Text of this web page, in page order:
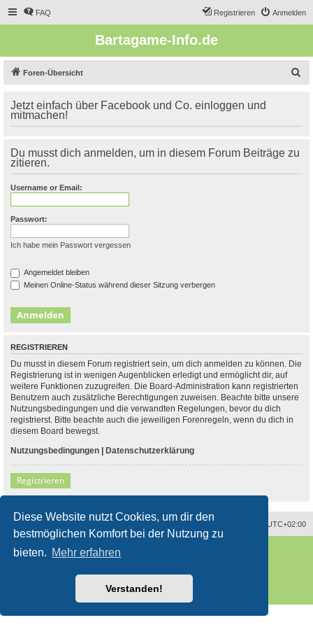
Diese Website nutzt Cookies, um dir den
bestmöglichen Komfort bei der Nutzung zu
bieten. Mehr erfahren
Verstanden!
FAQ Anmelden
Registrieren
Bartagame-Info.de
Foren-Übersicht
Jetzt einfach über Facebook und Co. einloggen und
mitmachen!
Du musst dich anmelden, um in diesem Forum Beiträge zu
zitieren.
Username or Email:
Passwort:
Ich habe mein Passwort vergessen
Angemeldet bleiben
Meinen Online-Status während dieser Sitzung verbergen
REGISTRIEREN
Du musst in diesem Forum registriert sein, um dich anmelden zu können. Die
Registrierung ist in wenigen Augenblicken erledigt und ermöglicht dir, auf
weitere Funktionen zuzugreifen. Die Board-Administration kann registrierten
Benutzern auch zusätzliche Berechtigungen zuweisen. Beachte bitte unsere
Nutzungsbedingungen und die verwandten Regelungen, bevor du dich
registrierst. Bitte beachte auch die jeweiligen Forenregeln, wenn du dich in
diesem Board bewegst.
Nutzungsbedingungen | Datenschutzerklärung
Registrieren
UTC+02:00
Powered by phpBB ® Forum Software © phpBB Limited
Deutsche Übersetzung durchphpBB.de
Nutzungsbedingungen